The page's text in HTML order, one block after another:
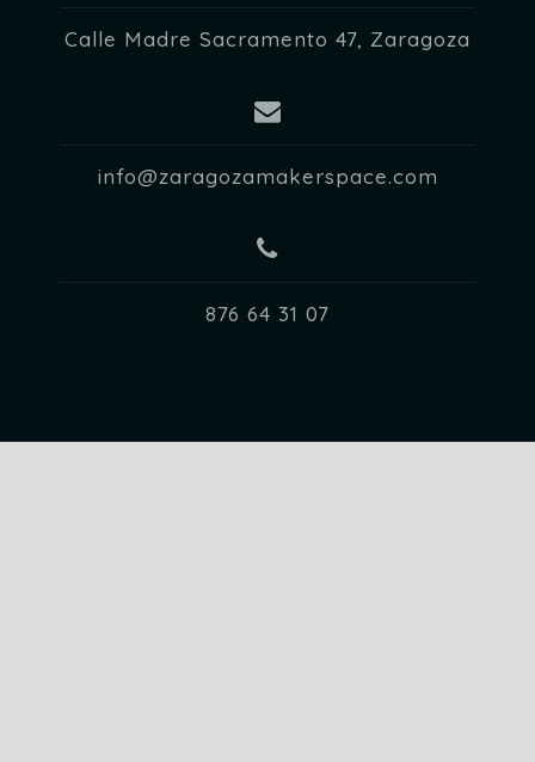
Calle Madre Sacramento 47, Zaragoza
info@zaragozamakerspace.com
876 64 31 07